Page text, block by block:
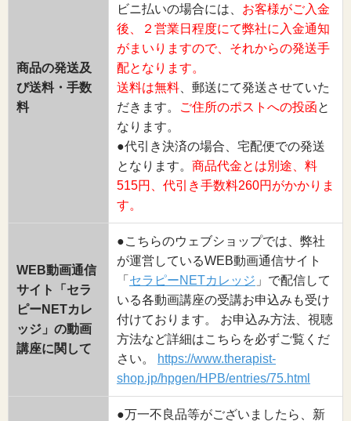
商品の発送及
び送料・手数
料
ビニ払いの場合には、 お客様がご入金
後、２営業日程度にて弊社に入金通知
がまいりますので、それからの発送手
配となります。
送料は無料 、郵送にて発送させていた
だきます。
ご住所のポストへの投函と
なります。
●代引き決済の場合、宅配便での発送
となります。 商品代金とは別途、料
515円、代引き手数料260円がかかりま
す。
WEB動画通信
サイト「セラ
ピーNETカレ
ッジ」の動画
講座に関して
●こちらのウェブショップでは、弊社
が運営しているWEB動画通信サイト
「 セラピーNETカレッジ 」で配信して
いる各動画講座の受講お申込みも受け
付けております。 お申込み方法、視聴
方法など詳細はこちらを必ずご覧くだ
さい。
https://www.therapist-
shop.jp/hpgen/HPB/entries/75.html
●万一不良品等がございましたら、新